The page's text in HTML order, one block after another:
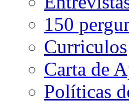
150
Curriculos
Carta de
Políticas